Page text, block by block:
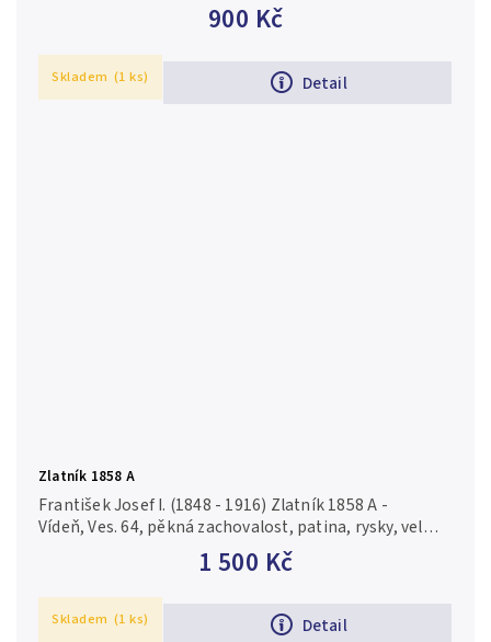
900 Kč
Detail
Skladem (1 ks)
Zlatník 1858 A
1 500 Kč
Detail
František Josef I. (1848 - 1916) Zlatník 1858 A -
Vídeň, Ves. 64, pěkná zachovalost, patina, rysky, velmi
Skladem (1 ks)